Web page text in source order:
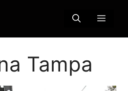
Tampa